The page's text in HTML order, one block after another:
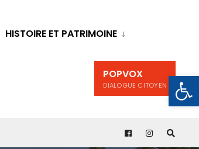
HISTOIRE ET PATRIMOINE
POPVOX
DIALOGUE CITOYEN